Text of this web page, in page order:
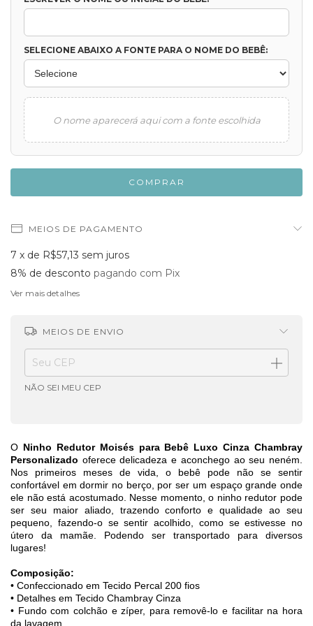
SELECIONE ABAIXO A FONTE PARA O NOME DO BEBÊ:
O nome aparecerá aqui com a fonte escolhida
MEIOS DE PAGAMENTO
7 x de R$57,13 sem juros
8% de desconto pagando com Pix
Ver mais detalhes
MEIOS DE ENVIO
Entregas para o CEP:
ALTERAR CEP
NÃO SEI MEU CEP
O Ninho Redutor Moisés para Bebê Luxo Cinza Chambray
Personalizado oferece delicadeza e aconchego ao seu neném.
Nos primeiros meses de vida, o bebê pode não se sentir
confortável em dormir no berço, por ser um espaço grande onde
ele não está acostumado. Nesse momento, o ninho redutor pode
ser seu maior aliado, trazendo conforto e qualidade ao seu
pequeno, fazendo-o se sentir acolhido, como se estivesse no
útero da mamãe. Podendo ser transportado para diversos
lugares!
Composição:
• Confeccionado em Tecido Percal 200 fios
• Detalhes em Tecido Chambray Cinza
• Fundo com colchão e zíper, para removê-lo e facilitar na hora
da lavagem